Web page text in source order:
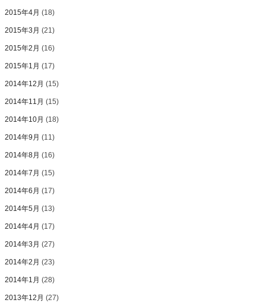
2015年4月 (18)
2015年3月 (21)
2015年2月 (16)
2015年1月 (17)
2014年12月 (15)
2014年11月 (15)
2014年10月 (18)
2014年9月 (11)
2014年8月 (16)
2014年7月 (15)
2014年6月 (17)
2014年5月 (13)
2014年4月 (17)
2014年3月 (27)
2014年2月 (23)
2014年1月 (28)
2013年12月 (27)